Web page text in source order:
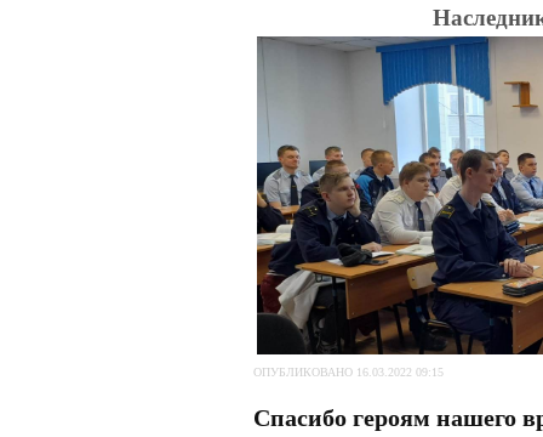
ОПУБЛИКОВАНО 16.03.2022 09:15
Спасибо героям нашего